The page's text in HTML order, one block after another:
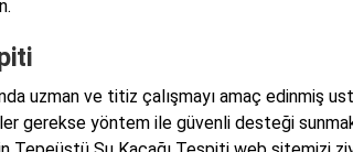
uzman ve titiz çalışmayı amaç edinmiş
gerekse yöntem ile güvenli desteği